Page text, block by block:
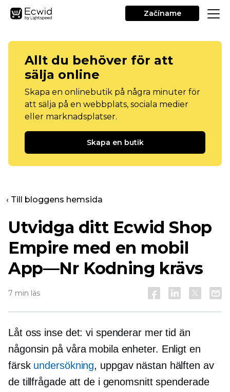
Začíname
Allt du behöver för att
sälja online
Skapa en onlinebutik på några minuter för
att sälja på en webbplats, sociala medier
eller marknadsplatser.
Skapa en butik
‹ Till bloggens hemsida
Utvidga ditt Ecwid Shop
Empire med en mobil
App—NrKodning krävs
7 min läs
Låt oss inse det: vi spenderar mer tid än
någonsin på våra mobila enheter. Enligt en
färsk undersökning, uppgav nästan hälften av
de tillfrågade att de i genomsnitt spenderade